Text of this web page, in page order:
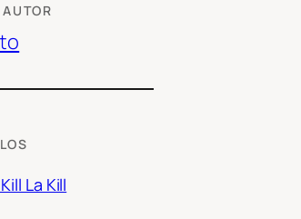
La Kill